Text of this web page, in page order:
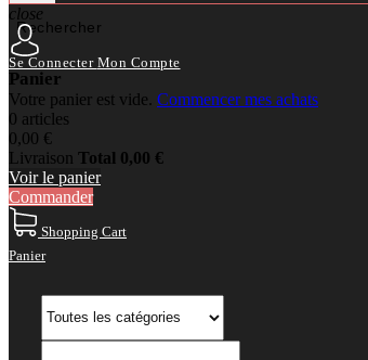
Rechercher
close
Se Connecter Mon Compte
Panier
Votre panier est vide. Commencer mes achats
0 articles
0,00 €
Livraison Total 0,00 €
Voir le panier
Commander
Shopping Cart
Panier